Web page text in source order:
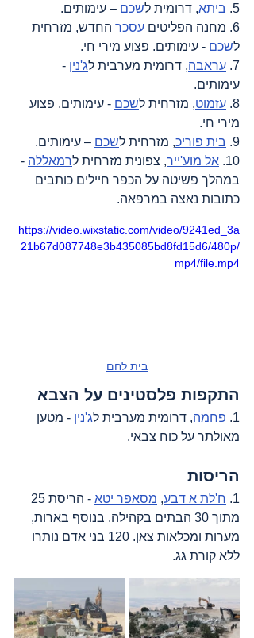
5. ביתא, דרומית לשכם – עימותים.
6. מחנה הפליטים
עסכר החדש, מזרחית
לשכם - עימותים. פצוע מירי חי.
7. עראבה, דרומית מערבית לג'נין -
עימותים.
8. עזמוט, מזרחית לשכם - עימותים. פצוע
מירי חי.
9. בית פוריכ, מזרחית לשכם – עימותים.
10. אל מוע'ייר, צפונית מזרחית לרמאללה -
במהלך פשיטה על הכפר חיילים כותבים
כתובות נאצה במרפאה.
https://video.wixstatic.com/video/9241ed_3a
21b67d087748e3b435085bd8fd15d6/480p/
mp4/file.mp4
בית לחם
התקפות פלסטינים על הצבא
1. פחמה, דרומית מערבית לג'נין - מטען
מאולתר על כוח צבאי.
הריסות
1. ח'לת א דבע, מסאפר יטא
מתוך 30 הבתים בקהילה. בנוסף בארות,
מערות ומכלאות צאן. 120 בני אדם נותרו
ללא קורת גג.